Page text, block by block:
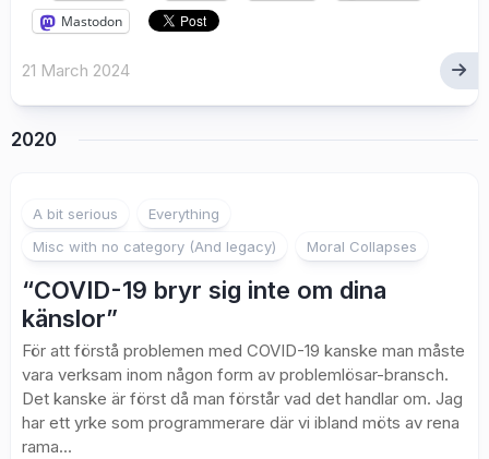
Mastodon
21 March 2024
2020
A bit serious
Everything
Misc with no category (And legacy)
Moral Collapses
“COVID-19 bryr sig inte om dina
känslor”
För att förstå problemen med COVID-19 kanske man måste
vara verksam inom någon form av problemlösar-bransch.
Det kanske är först då man förstår vad det handlar om. Jag
har ett yrke som programmerare där vi ibland möts av rena
rama...